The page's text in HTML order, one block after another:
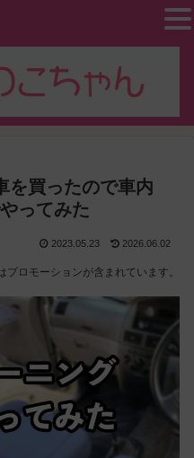
を買ったので車内
ってみた
2023.05.23 2026.06.02
プロモーションが含まれています。